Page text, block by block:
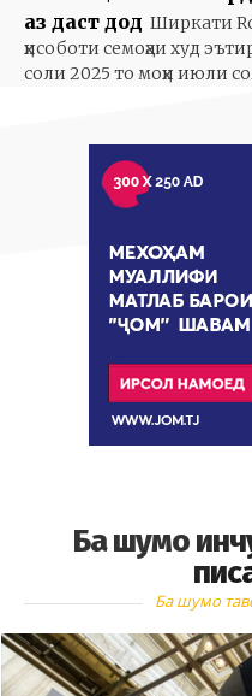
аз даст дод Ширкати
ҳисоботи семоҳаи худ
соли 2025 то моҳи июли
Ба шумо
Ба шумо